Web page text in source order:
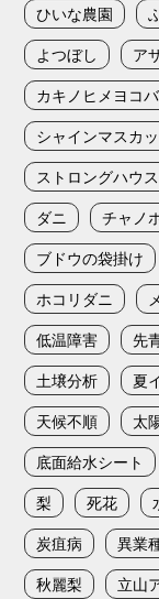
ひいな農園
よつぼし
ア
カキノヒメヨコ
シャインマスカ
ストロングハウス
ダニ
チャノ
ブドウの袋掛け
ホコリダニ
低温障害
先
土壌分析
夏
天候不順
太
底面給水シート
梨
死花
炭疽病
異業
秋麗梨
立山